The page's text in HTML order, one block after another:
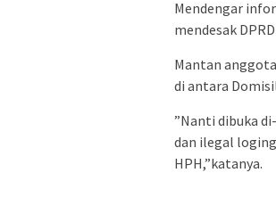
Mendengar
mendesak
Mantan
di antara
”Nanti dibuka
dan ilegal
HPH,”katanya.